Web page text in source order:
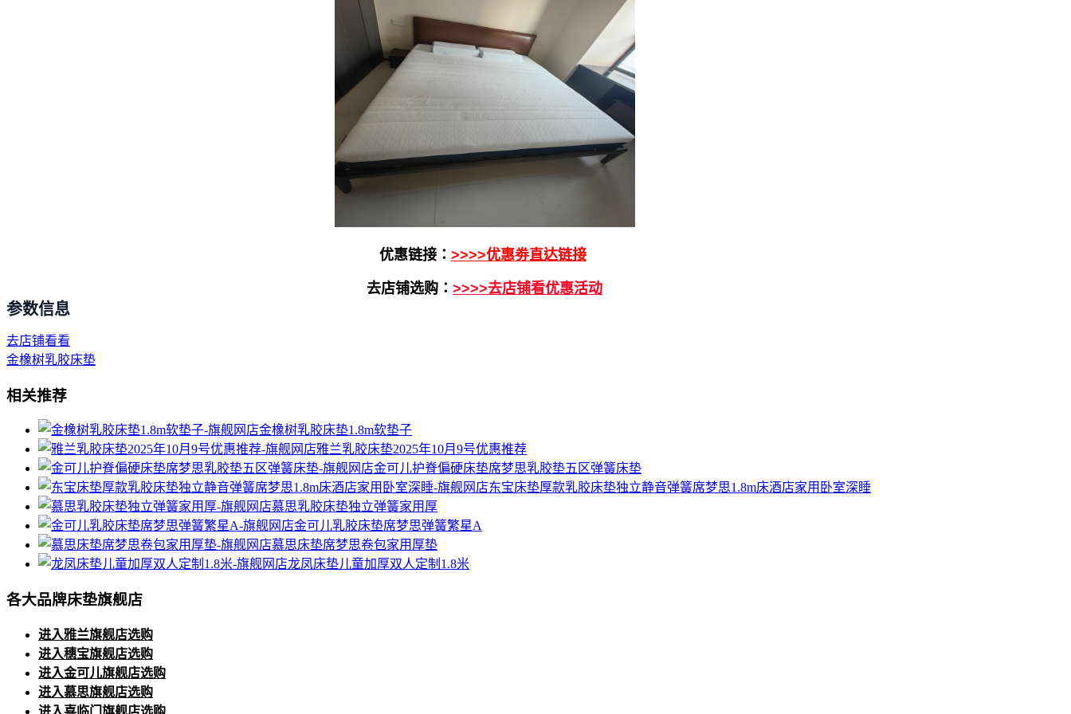
优惠链接： >>>>优惠劵直达链接
去店铺选购： >>>>去店铺看优惠活动
参数信息
去店铺看看
金橡树乳胶床垫
相关推荐
金橡树乳胶床垫1.8m软垫子
雅兰乳胶床垫2025年10月9号优惠推荐
金可儿护脊偏硬床垫席梦思乳胶垫五区弹簧床垫
东宝床垫厚款乳胶床垫独立静音弹簧席梦思1.8m床酒店家用卧室深睡
慕思乳胶床垫独立弹簧家用厚
金可儿乳胶床垫席梦思弹簧繁星A
慕思床垫席梦思卷包家用厚垫
龙凤床垫儿童加厚双人定制1.8米
各大品牌床垫旗舰店
进入雅兰旗舰店选购
进入穗宝旗舰店选购
进入金可儿旗舰店选购
进入慕思旗舰店选购
进入喜临门旗舰店选购